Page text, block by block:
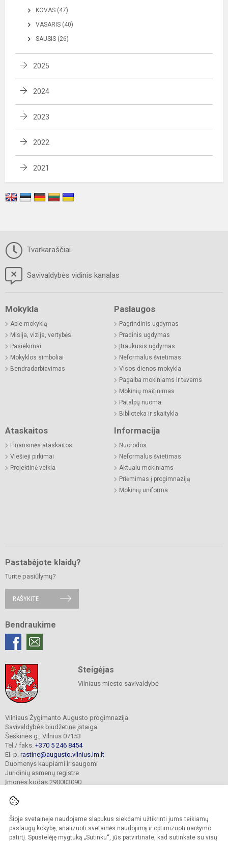
Šioje svetainėje naudojame slapukus siekdami užtikrinti jums teikiamų
paslaugų kokybę, analizuoti svetainės naudojimą ir optimizuoti naršymo
patirtį. Spustelėję mygtuką „Sutinku“, jūs patvirtinate, kad sutinkate su visų
KOVAS (47)
VASARIS (40)
SAUSIS (26)
2025
2024
2023
2022
2021
Tvarkaraščiai
Savivaldybės vidinis kanalas
Mokykla
Apie mokyklą
Misija, vizija, vertybės
Pasiekimai
Mokyklos simboliai
Bendradarbiavimas
Paslaugos
Pagrindinis ugdymas
Pradinis ugdymas
Įtraukusis ugdymas
Neformalus švietimas
Visos dienos mokykla
Pagalba mokiniams ir tėvams
Mokinių maitinimas
Patalpų nuoma
Biblioteka ir skaitykla
Ataskaitos
Finansinės ataskaitos
Viešieji pirkimai
Projektinė veikla
Informacija
Nuorodos
Neformalus švietimas
Aktualu mokiniams
Priėmimas į progimnaziją
Mokinių uniforma
Pastabėjote klaidų?
Turite pasiūlymų?
RAŠYKITE
Bendraukime
Steigėjas
Vilniaus miesto savivaldybė
Vilniaus Žygimanto Augusto progimnazija
Savivaldybės biudžetinė įstaiga
Šeškinės g., Vilnius 07153
Tel./ faks. +370 5 246 8454
El. p. rastine@augusto.vilnius.lm.lt
Duomenys kaupiami ir saugomi
Juridinių asmenų registre
Įmonės kodas 290003090
© 2021. Vilniaus Žygimanto Augusto progimnazija. Visos teisės saugomos.
Kopijuoti turinį be raštiško mokyklos sutikimo griežtai draudžiama.